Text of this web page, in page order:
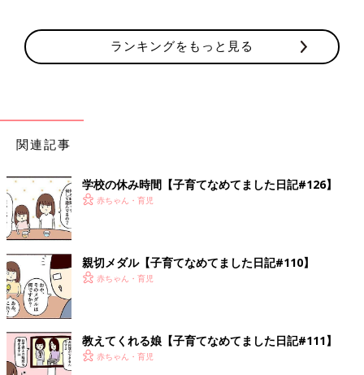
ランキングをもっと見る
関連記事
学校の休み時間【子育てなめてました日記#126】
赤ちゃん・育児
親切メダル【子育てなめてました日記#110】
赤ちゃん・育児
教えてくれる娘【子育てなめてました日記#111】
赤ちゃん・育児